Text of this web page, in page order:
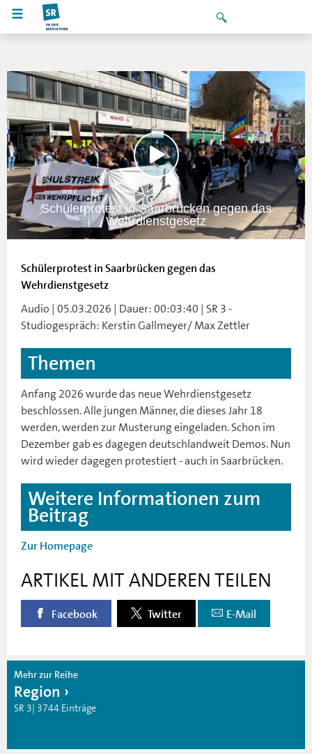
Schülerprotest in Saarbrücken gegen das
Wehrdienstgesetz
Schülerprotest in Saarbrücken gegen das
Wehrdienstgesetz
Audio | 05.03.2026 | Dauer: 00:03:40 | SR 3 -
Studiogespräch: Kerstin Gallmeyer/ Max Zettler
Themen
Anfang 2026 wurde das neue Wehrdienstgesetz
beschlossen. Alle jungen Männer, die dieses Jahr 18
werden, werden zur Musterung eingeladen. Schon im
Dezember gab es dagegen deutschlandweit Demos. Nun
wird wieder dagegen protestiert - auch in Saarbrücken.
Weitere Informationen zum
Beitrag
Zur Homepage
ARTIKEL MIT ANDEREN TEILEN
Facebook Twitter E-Mail
Mehr zur Reihe
Region
SR 3| 3744 Einträge